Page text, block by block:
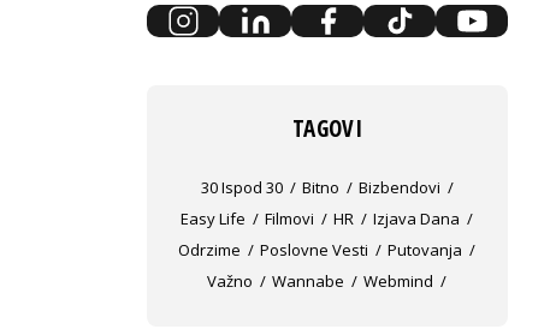
TAGOVI
30 Ispod 30 Bitno
Bizbendovi
Easy Life
Filmovi HR
Izjava Dana
Odrzime
Poslovne Vesti
Putovanja
Važno
Wannabe Webmind